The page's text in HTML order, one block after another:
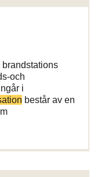
och
i
består av en